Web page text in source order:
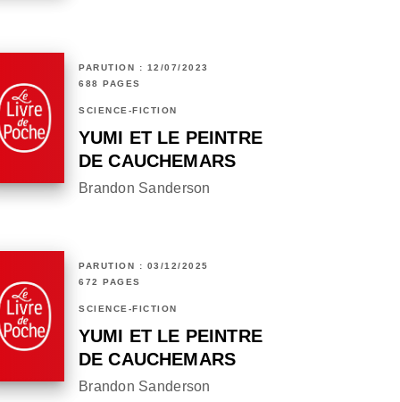
PARUTION : 12/07/2023
688 PAGES
SCIENCE-FICTION
YUMI ET LE PEINTRE
DE CAUCHEMARS
Brandon Sanderson
PARUTION : 03/12/2025
672 PAGES
SCIENCE-FICTION
YUMI ET LE PEINTRE
DE CAUCHEMARS
Brandon Sanderson